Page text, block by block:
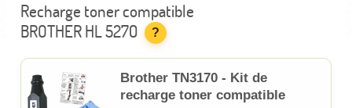
Recharge toner compatible
BROTHER HL 5270
?
Brother TN3170 - Kit de
recharge toner compatible